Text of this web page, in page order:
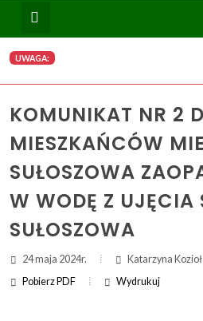
Wyszukiwanie
WYBIERZ
ZAKRES DAT
OD:
DO:
Szukaj
UWAGA:
KOMUNIKAT NR 2
MIESZKAŃCÓW
SUŁOSZOWA
W WODĘ Z UJĘCIA
SUŁOSZOWA
24 maja 2024r. Katarzyna Kozioł
Pobierz PDF
Wydrukuj